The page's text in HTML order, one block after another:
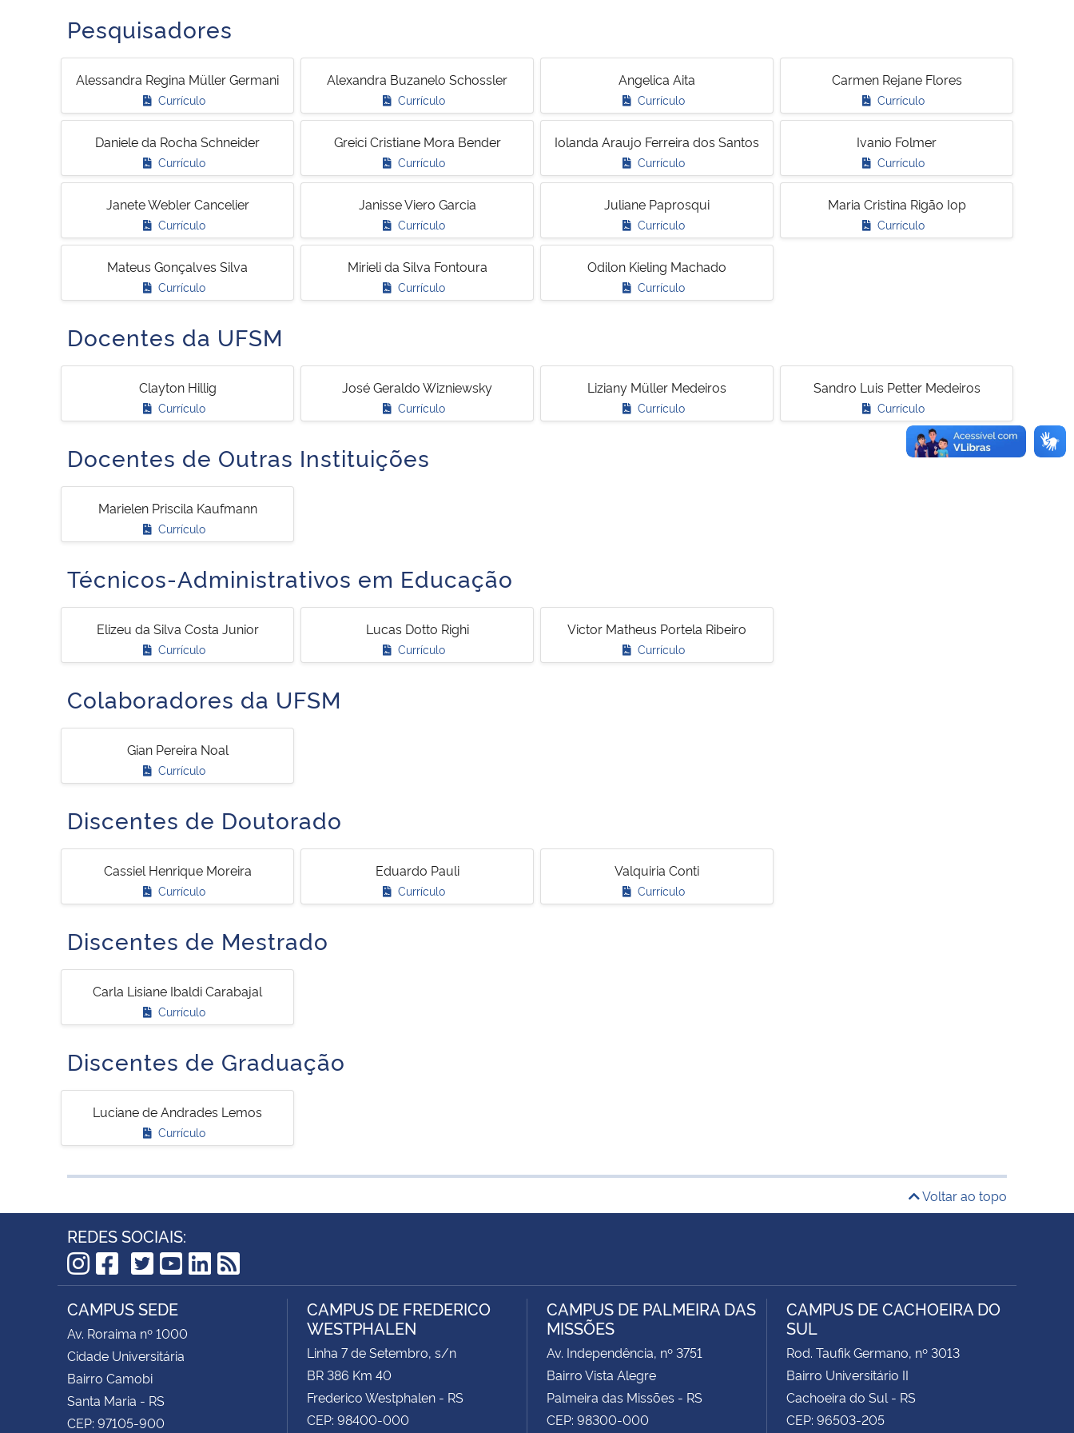
Pesquisadores
Alessandra Regina Müller Germani
Currículo
Alexandra Buzanelo Schossler
Currículo
Angelica Aita
Currículo
Carmen Rejane Flores
Currículo
Daniele da Rocha Schneider
Currículo
Greici Cristiane Mora Bender
Currículo
Iolanda Araujo Ferreira dos Santos
Currículo
Ivanio Folmer
Currículo
Janete Webler Cancelier
Currículo
Janisse Viero Garcia
Currículo
Juliane Paprosqui
Currículo
Maria Cristina Rigão Iop
Currículo
Mateus Gonçalves Silva
Currículo
Mirieli da Silva Fontoura
Currículo
Odilon Kieling Machado
Currículo
Docentes da UFSM
Clayton Hillig
Currículo
José Geraldo Wizniewsky
Currículo
Liziany Müller Medeiros
Currículo
Sandro Luis Petter Medeiros
Currículo
Docentes de Outras Instituições
Marielen Priscila Kaufmann
Currículo
Técnicos-Administrativos em Educação
Elizeu da Silva Costa Junior
Currículo
Lucas Dotto Righi
Currículo
Victor Matheus Portela Ribeiro
Currículo
Colaboradores da UFSM
Gian Pereira Noal
Currículo
Discentes de Doutorado
Cassiel Henrique Moreira
Currículo
Eduardo Pauli
Currículo
Valquiria Conti
Currículo
Discentes de Mestrado
Carla Lisiane Ibaldi Carabajal
Currículo
Discentes de Graduação
Luciane de Andrades Lemos
Currículo
Voltar ao topo
REDES SOCIAIS:
Instagram
Facebook
TikTok
Twitter
YouTube
LinkedIn
RSS
CAMPUS SEDE
Av. Roraima nº 1000
Cidade Universitária
Bairro Camobi
Santa Maria - RS
CEP: 97105-900
CAMPUS DE FREDERICO
WESTPHALEN
Linha 7 de Setembro, s/n
BR 386 Km 40
Frederico Westphalen - RS
CEP: 98400-000
CAMPUS DE PALMEIRA DAS
MISSÕES
Av. Independência, nº 3751
Bairro Vista Alegre
Palmeira das Missões - RS
CEP: 98300-000
CAMPUS DE CACHOEIRA DO
SUL
Rod. Taufik Germano, nº 3013
Bairro Universitário II
Cachoeira do Sul - RS
CEP: 96503-205